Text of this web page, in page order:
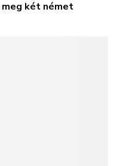
két német